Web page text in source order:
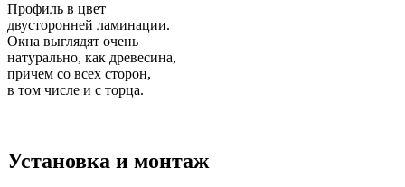
Профиль в цвет
двусторонней ламинации.
Окна выглядят очень
натурально, как древесина,
причем со всех сторон,
в том числе и с торца.
Установка и монтаж